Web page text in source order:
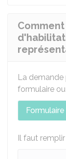
La demande
formulaire
Formulaire
Il faut